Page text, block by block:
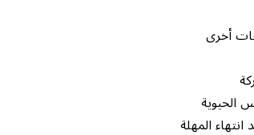
أخرى
المهلة